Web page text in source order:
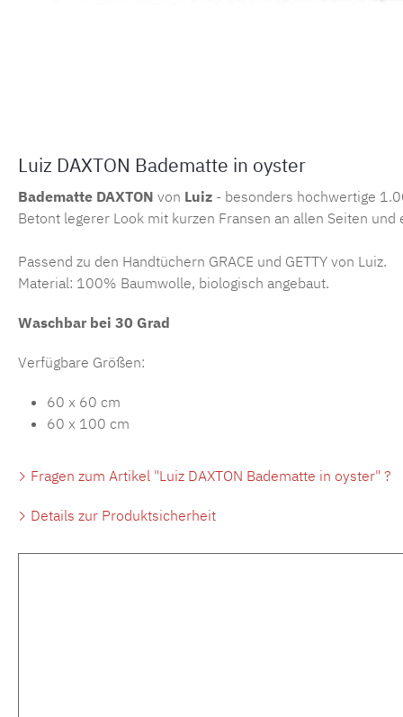
Luiz DAXTON Badematte in oyster
Badematte DAXTON von Luiz - besonders hochwertige
Betont legerer Look mit kurzen Fransen an allen Seiten und
Passend zu den Handtüchern GRACE und GETTY von Luiz.
Material: 100% Baumwolle, biologisch angebaut.
Waschbar bei 30 Grad
Verfügbare Größen:
60 x 60 cm
60 x 100 cm
Fragen zum Artikel "Luiz DAXTON Badematte in oyster" ?
Details zur Produktsicherheit